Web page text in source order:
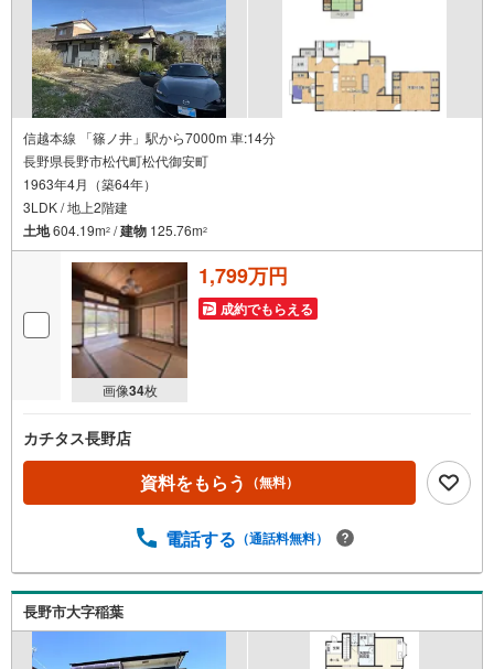
信越本線 「篠ノ井」駅から7000m 車:14分
長野県長野市松代町松代御安町
1963年4月（築64年）
3LDK / 地上2階建
土地604.19m2 /建物 125.76m2
画像34枚
1,799万円
成約でもらえる
カチタス長野店
資料をもらう （無料）
電話する （通話料無料）
長野市大字稲葉